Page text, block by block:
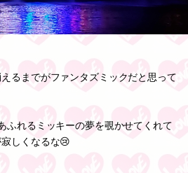
るまでがファンタズミックだと思って
ふれるミッキーの夢を覗かせてくれて
しくなるな😢